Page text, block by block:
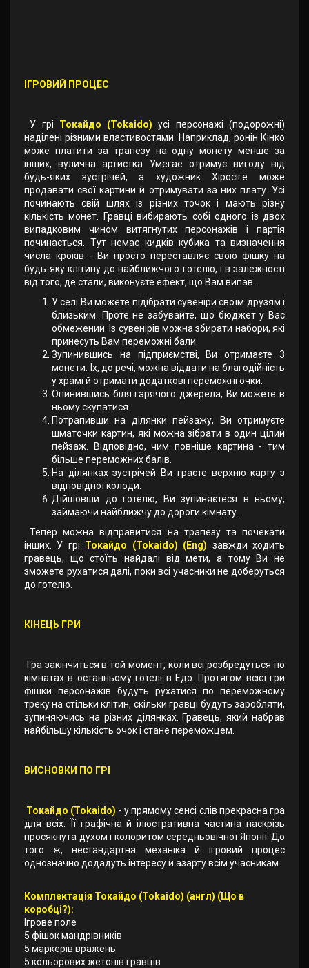
ІГРОВИЙ ПРОЦЕС
У грі Токайдо (Tokaido)усі персонажі (подорожні)
наділені різними властивостями. Наприклад, ронін Кінко
може платити за трапезу на одну монету менше за
інших, вулична артистка Умегае отримує вигоду від
будь-яких зустрічей, а художник Хіросіге може
продавати свої картини й отримувати за них плату. Усі
починають свій шлях із різних точок і мають різну
кількість монет. Гравці вибирають собі одного із двох
випадковим чином витягнутих персонажів і партія
починається. Тут немає кидків кубика та визначення
числа кроків - Ви просто переставляє свою фішку на
будь-яку клітину до найближчого готелю, і в залежності
від того, де стали, виконуєте ефект, що Вам випав.
У селі Ви можете підібрати сувеніри своїм друзям і
близьким. Проте не забувайте, що бюджет у Вас
обмежений. Із сувенірів можна збирати набори, які
принесуть Вам переможні бали.
Зупинившись на підприємстві, Ви отримаєте 3
монети. Їх, до речі, можна віддати на благодійність
у храмі й отримати додаткові переможні очки.
Опинившись біля гарячого джерела, Ви можете в
ньому скупатися.
Потрапивши на ділянки пейзажу, Ви отримуєте
шматочки картин, які можна зібрати в один цілий
пейзаж. Відповідно, чим повніше картина - тим
більше переможних балів.
На ділянках зустрічей Ви граєте верхню карту з
відповідної колоди.
Дійшовши до готелю, Ви зупиняєтеся в ньому,
займаючи найближчу до дороги кімнату.
Тепер можна відправитися на трапезу та почекати
інших. У грі Токайдо (Tokaido) (Eng) завжди ходить
гравець, що стоїть найдалі від мети, а тому Ви не
зможете рухатися далі, поки всі учасники не доберуться
до готелю.
КІНЕЦЬ ГРИ
Гра закінчиться в той момент, коли всі розбредуться по
кімнатах в останньому готелі в Едо. Протягом всієї гри
фішки персонажів будуть рухатися по переможному
треку на стільки клітин, скільки гравці будуть заробляти,
зупиняючись на різних ділянках. Гравець, який набрав
найбільшу кількість очок і стане переможцем.
ВИСНОВКИ ПО ГРІ
Токайдо (Tokaido) - у прямому сенсі слів прекрасна гра
для всіх. Її графічна й ілюстративна частина наскрізь
просякнута духом і колоритом середньовічної Японії. До
того ж, нестандартна механіка й ігровий процес
однозначно додадуть інтересу й азарту всім учасникам.
Комплектація Токайдо (Tokaido) (англ) (Що в
коробці?):
Ігрове поле
5 фішок мандрівників
5 маркерів вражень
5 кольорових жетонів гравців